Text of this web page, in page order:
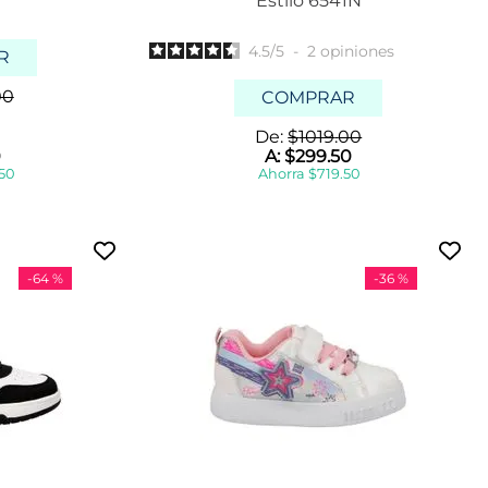
4.5/5 - 2 opiniones
COMPRAR
De:$1019.00
A:$299.50
Ahorra $719.50
-64 % -36 %